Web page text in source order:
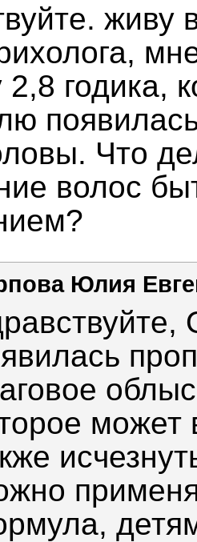
живу
2,8 годика,
Что
волос
Юлия
может